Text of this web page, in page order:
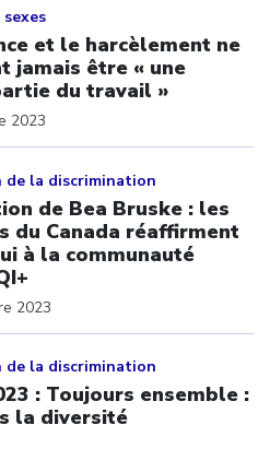
et le harcèlement ne
jamais être « une
du travail »
2023
de la discrimination
de Bea Bruske : les
du Canada réaffirment
à la communauté
2023
de la discrimination
: Toujours ensemble :
la diversité